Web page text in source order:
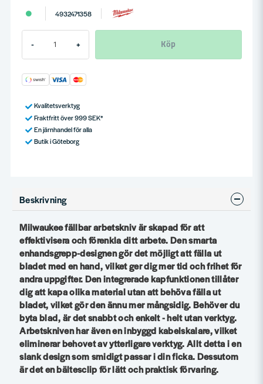
4932471358
- + Köp
Kvalitetsverktyg
Fraktfritt över 999 SEK*
En järnhandel för alla
Butik i Göteborg
Beskrivning
Milwaukee fällbar arbetskniv är skapad för att
effektivisera och förenkla ditt arbete. Den smarta
enhandsgrepp-designen gör det möjligt att fälla ut
bladet med en hand, vilket ger dig mer tid och frihet för
andra uppgifter. Den integrerade kapfunktionen tillåter
dig att kapa olika material utan att behöva fälla ut
bladet, vilket gör den ännu mer mångsidig. Behöver du
byta blad, är det snabbt och enkelt - helt utan verktyg.
Arbetskniven har även en inbyggd kabelskalare, vilket
eliminerar behovet av ytterligare verktyg. Allt detta i en
slank design som smidigt passar i din ficka. Dessutom
är det en bältesclip för lätt och praktisk förvaring.